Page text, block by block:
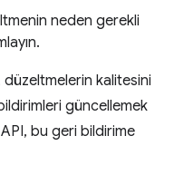
neden gerekli
kalitesini
güncellemek
bu geri bildirime